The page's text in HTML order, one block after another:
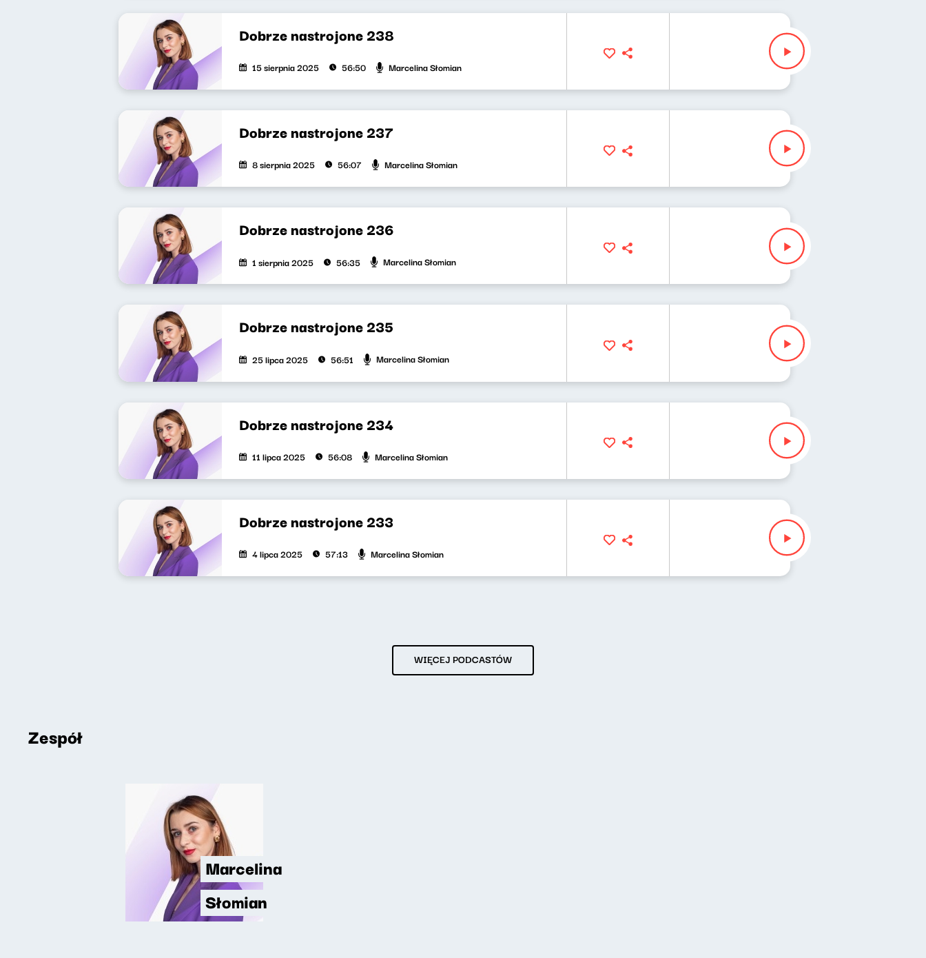
Dobrze nastrojone 238
15 sierpnia 2025 56:50 Marcelina Słomian
Dobrze nastrojone 237
8 sierpnia 2025 56:07 Marcelina Słomian
Dobrze nastrojone 236
1 sierpnia 2025 56:35 Marcelina Słomian
Dobrze nastrojone 235
25 lipca 2025 56:51 Marcelina Słomian
Dobrze nastrojone 234
11 lipca 2025 56:08 Marcelina Słomian
Dobrze nastrojone 233
4 lipca 2025 57:13 Marcelina Słomian
WIĘCEJ PODCASTÓW
Zespół
Marcelina
Słomian